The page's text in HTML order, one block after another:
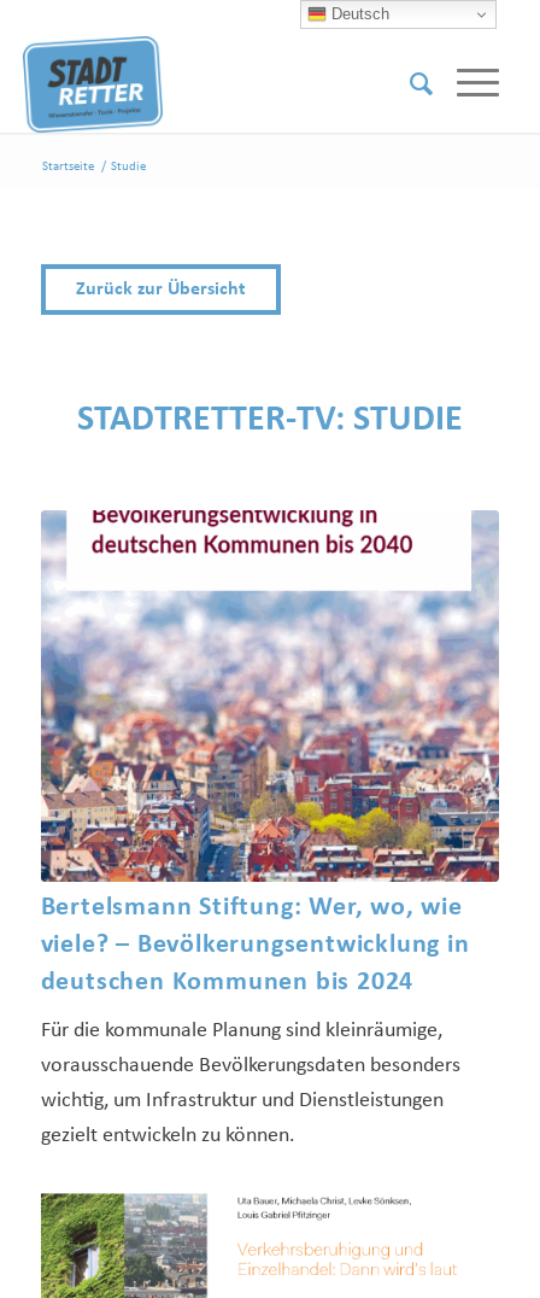
Startseite / Studie
Zurück zur Übersicht
STADTRETTER-TV: STUDIE
Bertelsmann Stiftung: Wer, wo, wie
viele? – Bevölkerungsentwicklung in
deutschen Kommunen bis 2024
Für die kommunale Planung sind kleinräumige,
vorausschauende Bevölkerungsdaten besonders
wichtig, um Infrastruktur und Dienstleistungen
gezielt entwickeln zu können.
Deutsch